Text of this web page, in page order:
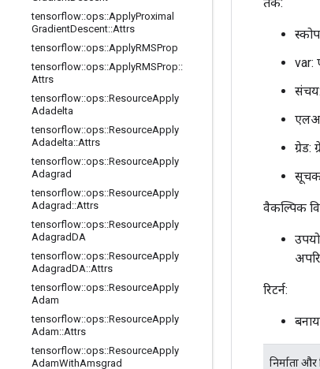
tensorflow::ops::ApplyProximal
GradientDescent::Attrs
tensorflow::ops::ApplyRMSProp
tensorflow::ops::ApplyRMSProp::
Attrs
tensorflow::ops::ResourceApply
Adadelta
tensorflow::ops::ResourceApply
Adadelta::Attrs
tensorflow::ops::ResourceApply
Adagrad
tensorflow::ops::ResourceApply
Adagrad ::Attrs
tensorflow::ops::ResourceApply
AdagradDA
tensorflow::ops::ResourceApply
AdagradDA::Attrs
tensorflow::ops::ResourceApply
Adam
tensorflow::ops::ResourceApply
Adam::Attrs
tensorflow::ops::ResourceApply
AdamWithAmsgrad
var:
संचय:
ग्रेड:
वैकल्पिक
रिटर्न:
निर्माता